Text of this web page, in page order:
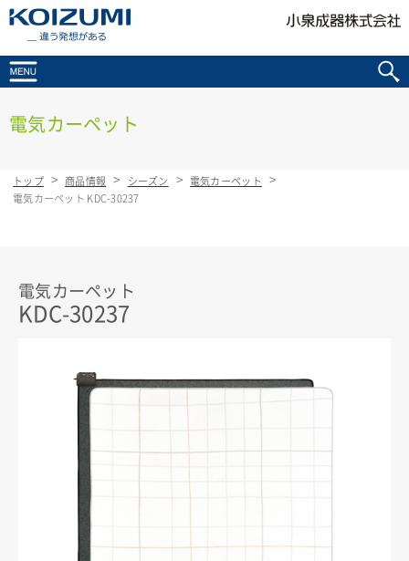
電気カーペット
トップ 商品情報 シーズン
電気カーペット
電気カーペット KDC-30237
電気カーペット
KDC-30237